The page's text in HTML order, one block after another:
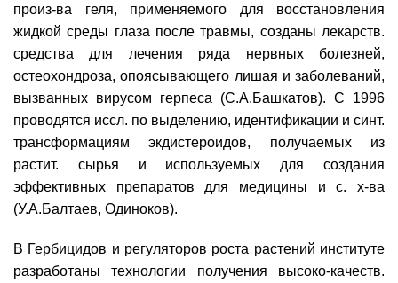
произ-ва геля, применяемого для восстановления
жидкой среды глаза после травмы, созданы лекарств.
средства для лечения ряда нервных болезней,
остеохондроза, опоясывающего лишая и заболеваний,
вызванных вирусом герпеса (С.А.Башкатов). С 1996
проводятся иссл. по выделению, идентификации и синт.
трансформациям экдистероидов, получаемых из
растит. сырья и используемых для создания
эффективных препаратов для медицины и с. х-ва
(У.А.Балтаев, Одиноков).
В Гербицидов и регуляторов роста растений институте
разработаны технологии получения высоко-качеств.